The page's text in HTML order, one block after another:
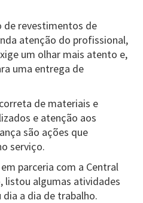
de revestimentos de
atenção do profissional,
um olhar mais atento e,
uma entrega de
de materiais e
e atenção aos
são ações que
serviço.
parceria com a Central
listou algumas atividades
a dia de trabalho.